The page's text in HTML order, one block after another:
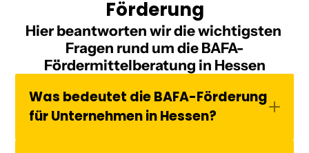
Förderung
Hier beantworten wir die wichtigsten
Fragen rund um die BAFA-
Fördermittelberatung in Hessen
Was bedeutet die BAFA-Förderung
für Unternehmen in Hessen?